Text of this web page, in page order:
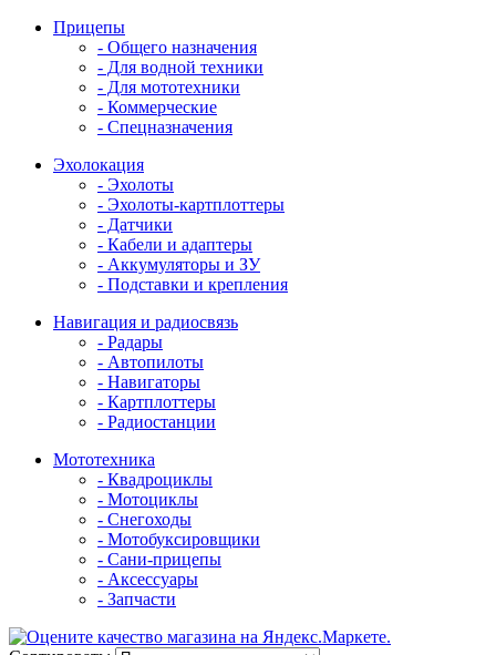
Прицепы
- Общего назначения
- Для водной техники
- Для мототехники
- Коммерческие
- Спецназначения
Эхолокация
- Эхолоты
- Эхолоты-картплоттеры
- Датчики
- Кабели и адаптеры
- Аккумуляторы и ЗУ
- Подставки и крепления
Навигация и радиосвязь
- Радары
- Автопилоты
- Навигаторы
- Картплоттеры
- Радиостанции
Мототехника
- Квадроциклы
- Мотоциклы
- Снегоходы
- Мотобуксировщики
- Сани-прицепы
- Аксессуары
- Запчасти